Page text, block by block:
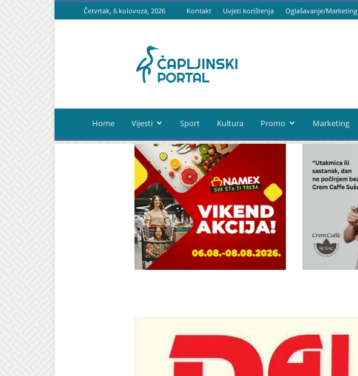
Četvrtak, 6 kolovoza, 2026 Kontakt Uvjeti korištenja Oglašavanje/Marketing
portal
Home Vijesti Sport Kultura Promo Marketing